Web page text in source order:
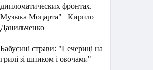
дипломатических фронтах.
Музыка Моцарта" - Кирило
Данильченко
Бабусині страви: "Печериці на
грилі зі шпиком і овочами"